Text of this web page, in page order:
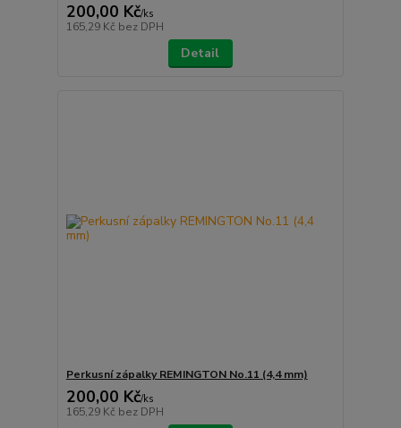
200,00 Kč/ks
165,29 Kč bez DPH
Detail
Perkusní zápalky REMINGTON No.11 (4,4 mm)
200,00 Kč/ks
165,29 Kč bez DPH